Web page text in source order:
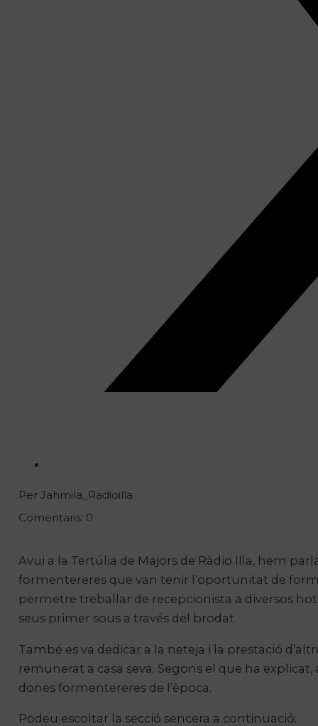
Per Jahmila_Radioilla
Comentaris: 0
Avui a la Tertúlia de Majors de Ràdio Illa, hem
formentereres que van tenir l’oportunitat de
permetre treballar de recepcionista a diversos
seus primer sous a través del brodat.
També es va dedicar a la neteja i la prestació
remunerat a casa seva. Segons el que ha
dones formentereres de l’època.
Podeu escoltar la secció sencera a continuació: